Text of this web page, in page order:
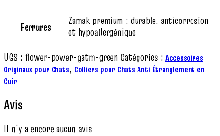
Ferrures
Zamak premium : durable, anticorrosion
et hypoallergénique
UGS : flower-power-gatm-green Catégories : Accessoires
Originaux pour Chats, Colliers pour Chats Anti Étranglement en
Cuir
Avis
Il n’y a encore aucun avis